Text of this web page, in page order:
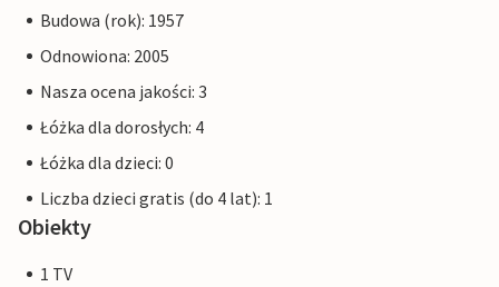
Budowa (rok): 1957
Odnowiona: 2005
Nasza ocena jakości: 3
Łóżka dla dorosłych: 4
Łóżka dla dzieci: 0
Liczba dzieci gratis (do 4 lat): 1
Obiekty
1 TV